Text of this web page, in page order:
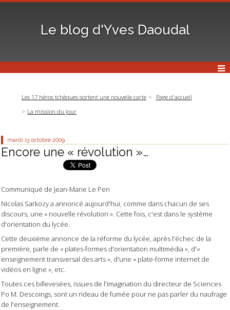
Le blog d'Yves Daoudal
Les 17 héros tchèques sortent une nouvelle carte
Page d'accueil
La mission du jour
mardi 13 octobre 2009
Encore une « révolution »…
Communiqué de Jean-Marie Le Pen
Nicolas Sarkozy a annoncé aujourd'hui, comme dans chacun de ses
discours, une « nouvelle révolution ». Cette fois, c'est dans le système
d'orientation du lycée.
Cette deuxième annonce de la réforme du lycée, après l'échec de la
première, parle de « plates-formes d'orientation multimédia », d'«
enseignement transversal des arts », d'une « plate-forme internet de
vidéos en ligne », etc.
Toutes ces billevesées, issues de l'imagination du directeur de Sciences
Po M. Descoings, sont un rideau de fumée pour ne pas parler du naufrage
de l'enseignement.